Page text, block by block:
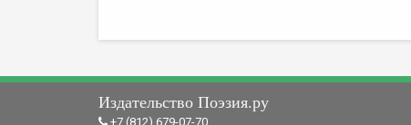
Издательство Поэзия.ру
+7 (812) 679-07-70